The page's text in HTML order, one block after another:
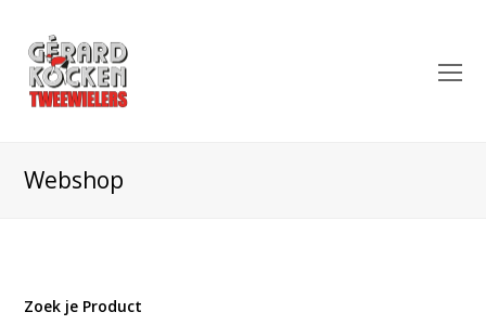
Webshop
Zoek je Product